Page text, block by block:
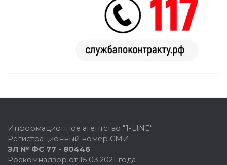
Информационное агентство "1-LINE"
Регистрационный номер СМИ
ЭЛ № ФС 77 - 80446
Роскомнадзор от 15.03.2021 года